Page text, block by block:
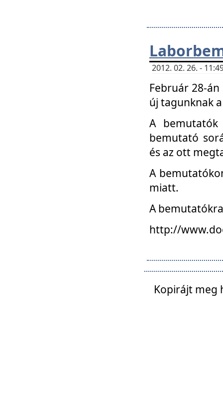
2012. 02. 26. -
Február 28-
új tagunknak
A
bemutató
és az ott
A
miatt.
A
http://
Kopirájt meg